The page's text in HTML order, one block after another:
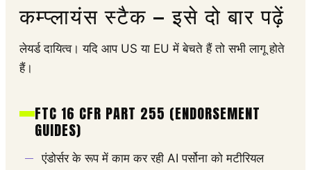
कम्प्लायंस स्टैक — इसे दो बार पढ़ें
लेयर्ड दायित्व। यदि आप US या EU में बेचते हैं तो सभी लागू होते
हैं।
FTC 16 CFR PART 255 (ENDORSEMENT
GUIDES)
एंडोर्सर के रूप में काम कर रही AI पर्सोना को मटीरियल